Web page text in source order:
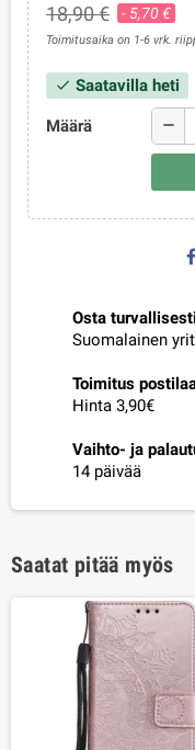
18,90 € - 5,70 €
Toimitusaika on 1-6 vrk.
check Saatavilla heti
Määrä remove
Osta turvallisesti
Suomalainen
Toimitus
Hinta 3,90€
Vaihto- ja
14 päivää
Saatat pitää myös